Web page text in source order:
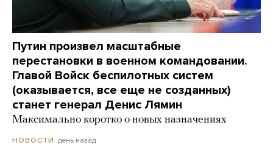
Путин произвел масштабные
перестановки в военном командовании.
Главой Войск беспилотных систем
(оказывается, все еще не созданных)
станет генерал Денис Лямин
Максимально коротко о новых назначениях
НОВОСТИ день назад